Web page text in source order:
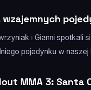
wzajemnych
i Gianni spotkali
pojedynku w
MMA 3: Santa